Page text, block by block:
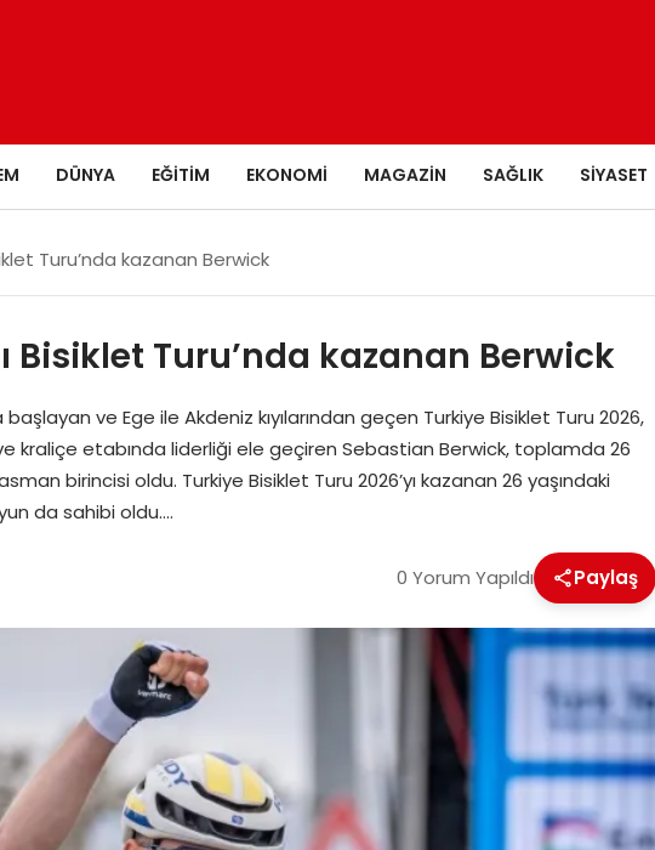
DÜNYA EĞITIM EKONOMI MAGAZIN SAĞLIK SIYASET
Turu’nda kazanan Berwick
Bisiklet Turu’nda kazanan Berwick
ve Ege ile Akdeniz kıyılarından geçen Turkiye Bisiklet Turu 2026,
kraliçe etabında liderliği ele geçiren Sebastian Berwick, toplamda 26
birincisi oldu. Turkiye Bisiklet Turu 2026’yı kazanan 26 yaşındaki
da sahibi oldu….
0 Yorum Yapıldı Paylaş